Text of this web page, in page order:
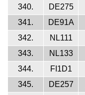
340.
DE275
341.
DE91A
342.
NL111
343.
NL133
344.
FI1D1
345.
DE257